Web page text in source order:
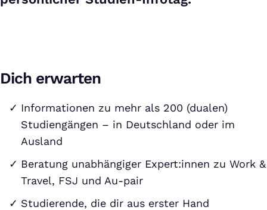
Dich erwarten
Informationen zu mehr als 200 (dualen)
Studiengängen – in Deutschland oder im
Ausland
Beratung unabhängiger Expert:innen zu Work &
Travel, FSJ und Au-pair
Studierende, die dir aus erster Hand